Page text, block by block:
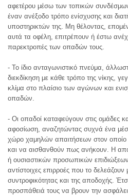
αφετέρου μέσω των τοπικών
έναν ανέξοδο τρόπο ενίσχυσης και
υποστηρικτών της. Μη θέλοντας,
αυτά τα οφέλη, επιτρέπουν ή έστω
παρεκτροπές των οπαδών τους.
- Το ίδιο ανταγωνιστικό πνεύμα,
διεκδίκηση με κάθε τρόπο της νίκης,
κλίμα στο πλαίσιο των αγώνων και
οπαδών.
- Οι οπαδοί καταφεύγουν στις ομάδες
αφοσίωση, αναζητώντας συχνά ένα
χώρο χαμηλών απαιτήσεων στον
και να αισθανθούν πως ανήκουν. Η
ή ουσιαστικών προσωπικών
αντίστοιχες επιρροές που το
συντροφικότητας και της αποδοχής.
προσπάθειά τους να βρουν την